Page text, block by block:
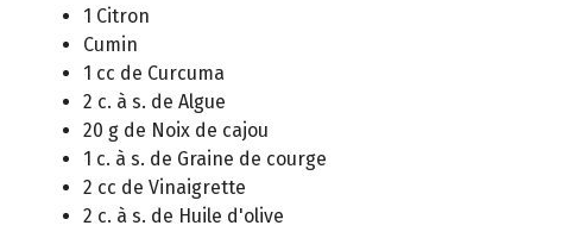
1 Citron
Cumin
1 cc de Curcuma
2 c. à s. de Algue
20 g de Noix de cajou
1 c. à s. de Graine de courge
2 cc de Vinaigrette
2 c. à s. de Huile d'olive